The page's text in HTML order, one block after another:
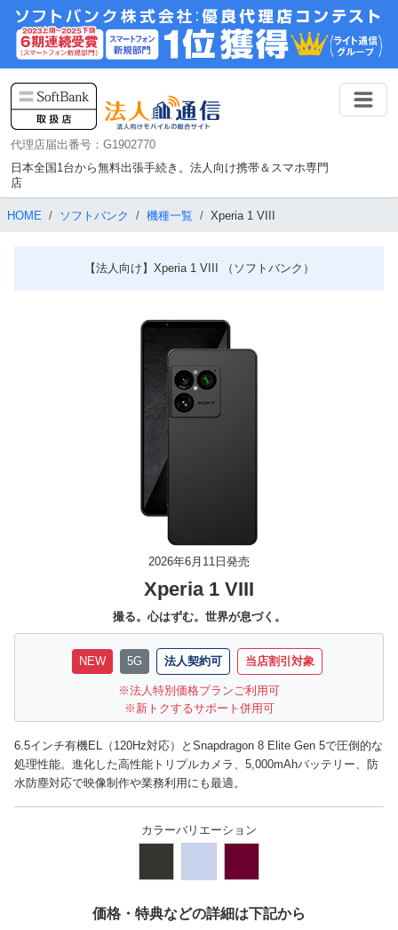
代理店届出番号：G1902770
日本全国1台から無料出張手続き。法人向け携帯＆スマホ専門
店
HOME ソフトバンク 機種一覧 Xperia 1 VIII
【法人向け】Xperia 1 VIII （ソフトバンク）
2026年6月11日発売
Xperia 1 VIII
撮る。心はずむ。世界が息づく。
NEW 5G 法人契約可 当店割引対象
法人特別価格プランご利用可
新トクするサポート併用可
6.5インチ有機EL（120Hz対応）とSnapdragon 8 Elite Gen 5で圧倒的な
処理性能。進化した高性能トリプルカメラ、5,000mAhバッテリー、防
水防塵対応で映像制作や業務利用にも最適。
カラーバリエーション
価格・特典などの詳細は下記から